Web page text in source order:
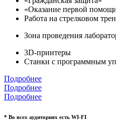
«Оказание первой
Работа на стрелковом
Зона проведения
3D-принтеры
Станки с программным
Подробнее
Подробнее
Подробнее
* Во всех аудиториях есть WI-FI